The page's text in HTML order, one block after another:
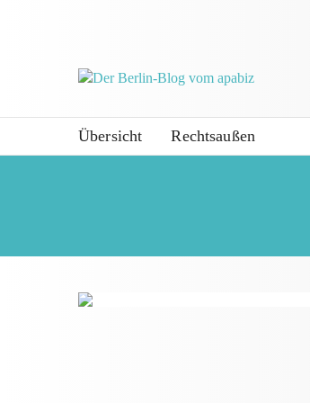
Übersicht Rechtsaußen